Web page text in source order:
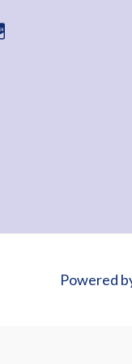
Powered